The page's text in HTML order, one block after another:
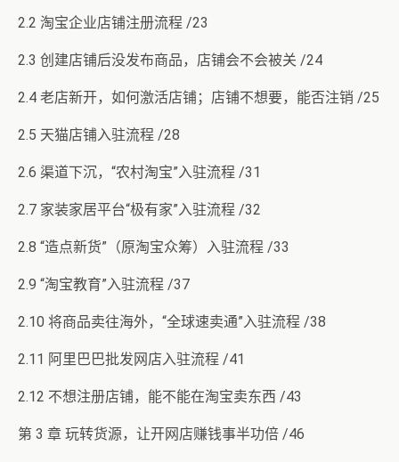
2.2 淘宝企业店铺注册流程 /23
2.3 创建店铺后没发布商品，店铺会不会被关 /24
2.4 老店新开，如何激活店铺；店铺不想要，能否注销 /25
2.5 天猫店铺入驻流程 /28
2.6 渠道下沉，“农村淘宝”入驻流程 /31
2.7 家装家居平台“极有家”入驻流程 /32
2.8 “造点新货”（原淘宝众筹）入驻流程 /33
2.9 “淘宝教育”入驻流程 /37
2.10 将商品卖往海外，“全球速卖通”入驻流程 /38
2.11 阿里巴巴批发网店入驻流程 /41
2.12 不想注册店铺，能不能在淘宝卖东西 /43
第 3 章 玩转货源，让开网店赚钱事半功倍 /46